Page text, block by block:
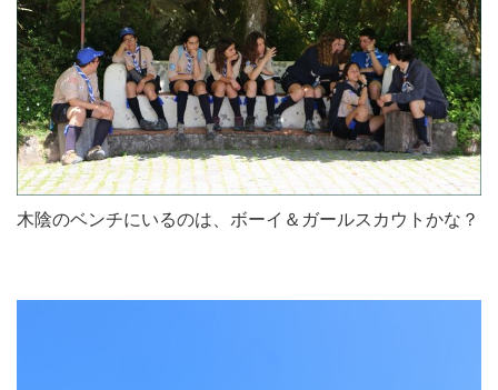
木陰のベンチにいるのは、ボーイ＆ガールスカウトかな？